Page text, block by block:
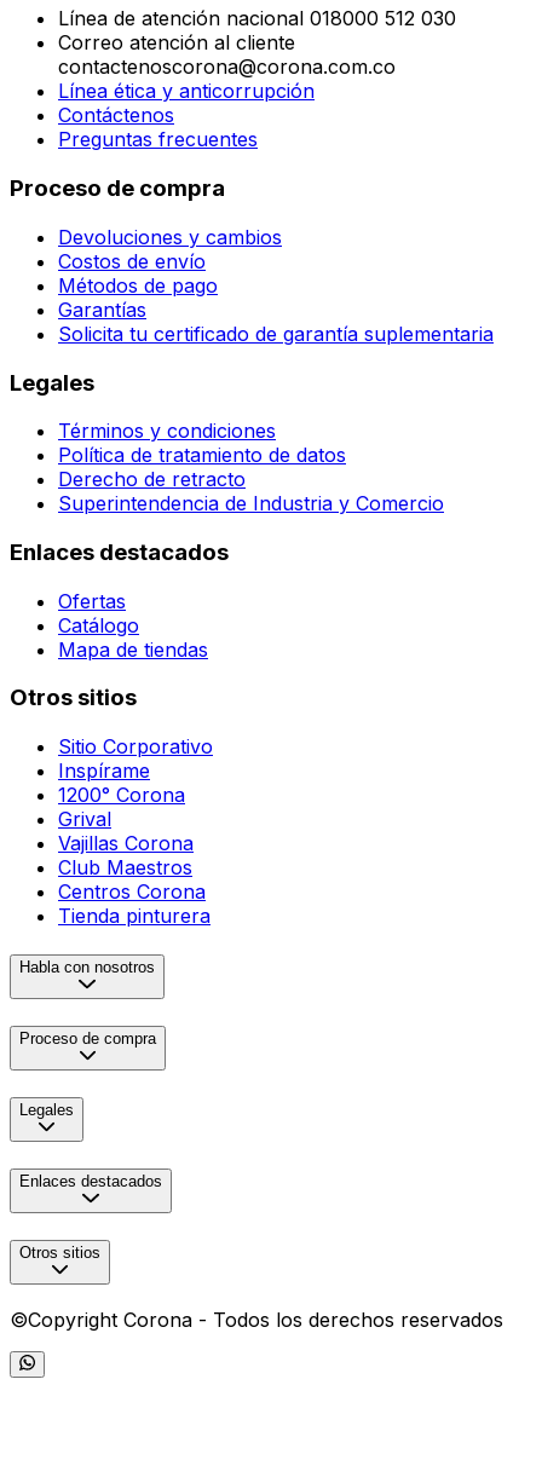
Línea de atención nacional 018000 512 030
Correo atención al cliente
contactenoscorona@corona.com.co
Línea ética y anticorrupción
Contáctenos
Preguntas frecuentes
Proceso de compra
Devoluciones y cambios
Costos de envío
Métodos de pago
Garantías
Solicita tu certificado de garantía suplementaria
Legales
Términos y condiciones
Política de tratamiento de datos
Derecho de retracto
Superintendencia de Industria y Comercio
Enlaces destacados
Ofertas
Catálogo
Mapa de tiendas
Otros sitios
Sitio Corporativo
Inspírame
1200° Corona
Grival
Vajillas Corona
Club Maestros
Centros Corona
Tienda pinturera
Habla con nosotros
Proceso de compra
Legales
Enlaces destacados
Otros sitios
©Copyright Corona - Todos los derechos reservados